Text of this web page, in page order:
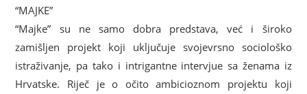
“MAJKE”
“Majke” su ne samo dobra predstava, već i široko
zamišljen projekt koji uključuje svojevrsno sociološko
istraživanje, pa tako i intrigantne intervjue sa ženama iz
Hrvatske. Riječ je o očito ambicioznom projektu koji